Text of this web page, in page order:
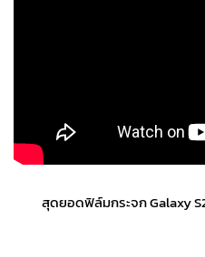
สุดยอดฟิล์มกระจก Galaxy